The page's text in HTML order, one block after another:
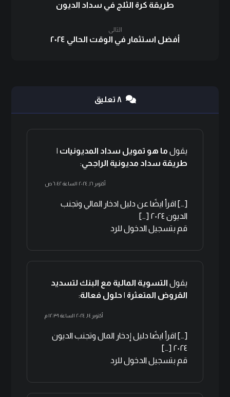
طريقة كرة الثلج في سداد الديون
التالى
أفضل استثمار في الوقت الحالي ٢٠٢٤
٨ تعليق
يقول ما هو تمويل سداد المديونيات |
طريقة سداد مديونية الراجحي:
أكتوبر ١٦, ٢٠٢٤ الساعة ٦:٤٢ ص
[…] اقرأ ايضًا عن دليل ادخار المالي وتجنب
الديون ٢٠٢٤ […]
قم بتسجيل الدخول للرد
يقول التسوية المالية مع البنك لتسديد
القروض المتعثرة | حلول فعالة:
أكتوبر ١٤, ٢٠٢٤ الساعة ١٢:٣١ م
[…] اقرأ ايضًا دليل إدخار المال وتجنب الديون
٢٠٢٤ […]
قم بتسجيل الدخول للرد